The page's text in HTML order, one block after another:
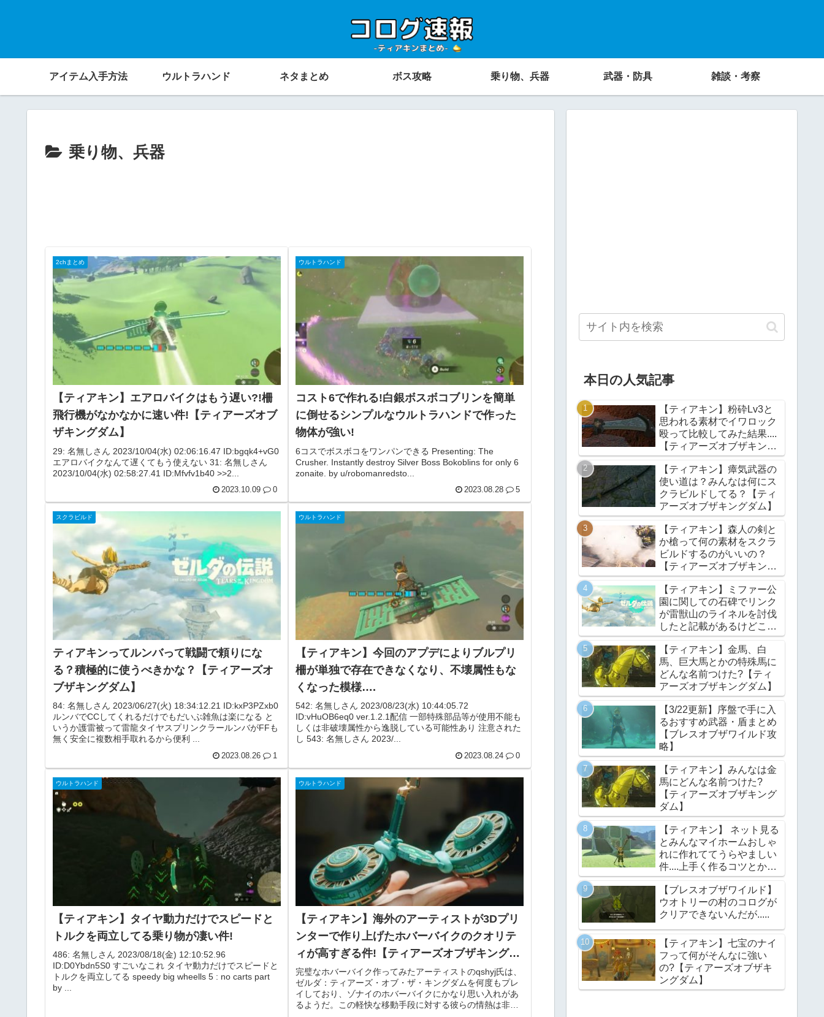
アイテム入手方法 ウルトラハンド ネタまとめ ボス攻略 乗り物、兵器 武器・防具 雑談・考察
乗り物、兵器
2chまとめ
【ティアキン】エアロバイクはもう遅い?!柵
飛行機がなかなかに速い件!【ティアーズオブ
ザキングダム】
29: 名無しさん 2023/10/04(水) 02:06:16.47 ID:bgqk4+vG0
エアロバイクなんて遅くてもう使えない 31: 名無しさん
2023/10/04(水) 02:58:27.41 ID:Mfvfv1b40 >>2...
2023.10.09 0
ウルトラハンド
コスト6で作れる!白銀ボスボコブリンを簡単
に倒せるシンプルなウルトラハンドで作った
物体が強い!
6コスでボスボコをワンパンできる Presenting: The
Crusher. Instantly destroy Silver Boss Bokoblins for only 6
zonaite. by u/robomanredsto...
2023.08.28 5
スクラビルド
ティアキンってルンバって戦闘で頼りにな
る？積極的に使うべきかな？【ティアーズオ
ブザキングダム】
84: 名無しさん 2023/06/27(火) 18:34:12.21 ID:kxP3PZxb0
ルンバでCCしてくれるだけでもだいぶ雑魚は楽になる と
いうか護雷被って雷龍タイヤスプリンクラールンバがFFも
無く安全に複数相手取れるから便利 ...
2023.08.26 1
ウルトラハンド
【ティアキン】今回のアプデによりブルプリ
柵が単独で存在できなくなり、不壊属性もな
くなった模様….
542: 名無しさん 2023/08/23(水) 10:44:05.72
ID:vHuOB6eq0 ver.1.2.1配信 一部特殊部品等が使用不能も
しくは非破壊属性から逸脱している可能性あり 注意された
し 543: 名無しさん 2023/...
2023.08.24 0
ウルトラハンド
【ティアキン】タイヤ動力だけでスピードと
トルクを両立してる乗り物が凄い件!
486: 名無しさん 2023/08/18(金) 12:10:52.96
ID:D0Ybdn5S0 すごいなこれ タイヤ動力だけでスピードと
トルクを両立してる speedy big wheells 5 : no carts part
by ...
ウルトラハンド
【ティアキン】海外のアーティストが3Dプリ
ンターで作り上げたホバーバイクのクオリテ
ィが高すぎる件!【ティアーズオブザキングダ
ム】
完璧なホバーバイク作ってみたアーティストのqshyj氏は、
ゼルダ：ティアーズ・オブ・ザ・キングダムを何度もプレ
イしており、ゾナイのホバーバイクにかなり思い入れがあ
るようだ。この軽快な移動手段に対する彼らの情熱は非常
本日の人気記事
【ティアキン】粉砕Lv3と
思われる素材でイワロック
殴って比較してみた結果....
【ティアーズオブザキング
ダム】
【ティアキン】瘴気武器の
使い道は？みんなは何にス
クラビルドしてる？【ティ
アーズオブザキングダム】
【ティアキン】森人の剣と
か槍って何の素材をスクラ
ビルドするのがいいの？
【ティアーズオブザキング
ダム】
【ティアキン】ミファー公
園に関しての石碑でリンク
が雷獣山のライネルを討伐
したと記載があるけどこれ
っていつの話?【ティアー
ズオブザキングダム】
【ティアキン】金馬、白
馬、巨大馬とかの特殊馬に
どんな名前つけた?【ティ
アーズオブザキングダム】
【3/22更新】序盤で手に入
るおすすめ武器・盾まとめ
【ブレスオブザワイルド攻
略】
【ティアキン】みんなは金
馬にどんな名前つけた?
【ティアーズオブザキング
ダム】
【ティアキン】 ネット見る
とみんなマイホームおしゃ
れに作れててうらやましい
件....上手く作るコツとかあ
る？【ティアーズオブザキ
ングダム】
【ブレスオブザワイルド】
ウオトリーの村のコログが
クリアできないんだが.....
【ティアキン】七宝のナイ
フって何がそんなに強い
の?【ティアーズオブザキ
ングダム】